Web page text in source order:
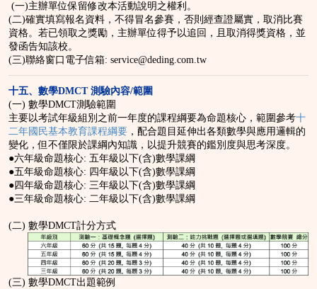
(一)主辦單位保留修改本活動說明之權利。
(二)確實填寫報名資料，不得冒名參賽，否則經查證屬實，取消比賽
資格。若已領取之獎勵，主辦單位得予以追回，且取消得獎資格，並
發函告知該校。
(三)聯絡窗口電子信箱: service@deding.com.tw
十五、數學DMCT 測驗內容/範圍
(一) 數學DMCT測驗範圍
主要以考試年級組別之前一年度的課程綱要為命題核心，範圍參考十
二年國民基本教育課程綱要 ，配合題目延伸出各類數學與應用邏輯的
變化，但不僅限於課綱內知識，以提升競賽的鑑別度與思考深度。
●六年級命題核心: 五年級以下(含)數學課綱
●五年級命題核心: 四年級以下(含)數學課綱
●四年級命題核心: 三年級以下(含)數學課綱
●三年級命題核心: 二年級以下(含)數學課綱
(二) 數學DMCT計分方式
(三) 數學DMCT出題範例